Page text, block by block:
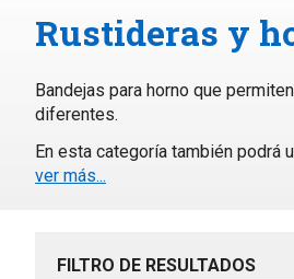
Rustideras y
Bandejas para horno que
diferentes.
En esta categoría también podrá
ver más...
FILTRO DE RESULTADOS